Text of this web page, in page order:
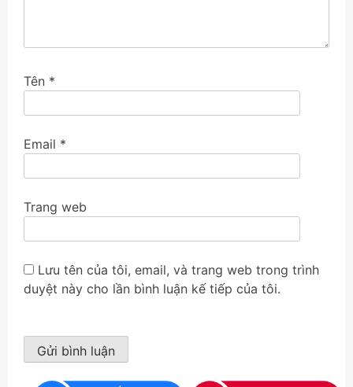
Tên *
Email *
Trang web
Lưu tên của tôi, email, và trang web trong trình
duyệt này cho lần bình luận kế tiếp của tôi.